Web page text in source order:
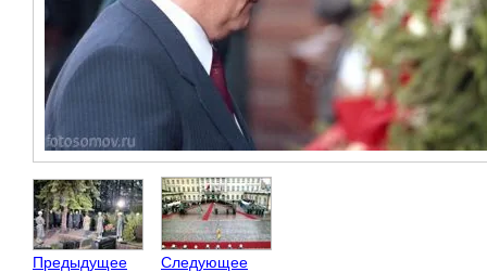
Предыдущее
Следующее